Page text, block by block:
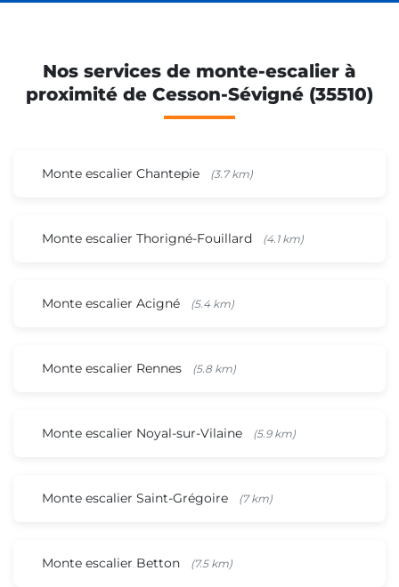
Nos services de monte-escalier à
proximité de Cesson-Sévigné (35510)
Monte escalier Chantepie (3.7 km)
Monte escalier Thorigné-Fouillard (4.1 km)
Monte escalier Acigné (5.4 km)
Monte escalier Rennes (5.8 km)
Monte escalier Noyal-sur-Vilaine (5.9 km)
Monte escalier Saint-Grégoire (7 km)
Monte escalier Betton (7.5 km)